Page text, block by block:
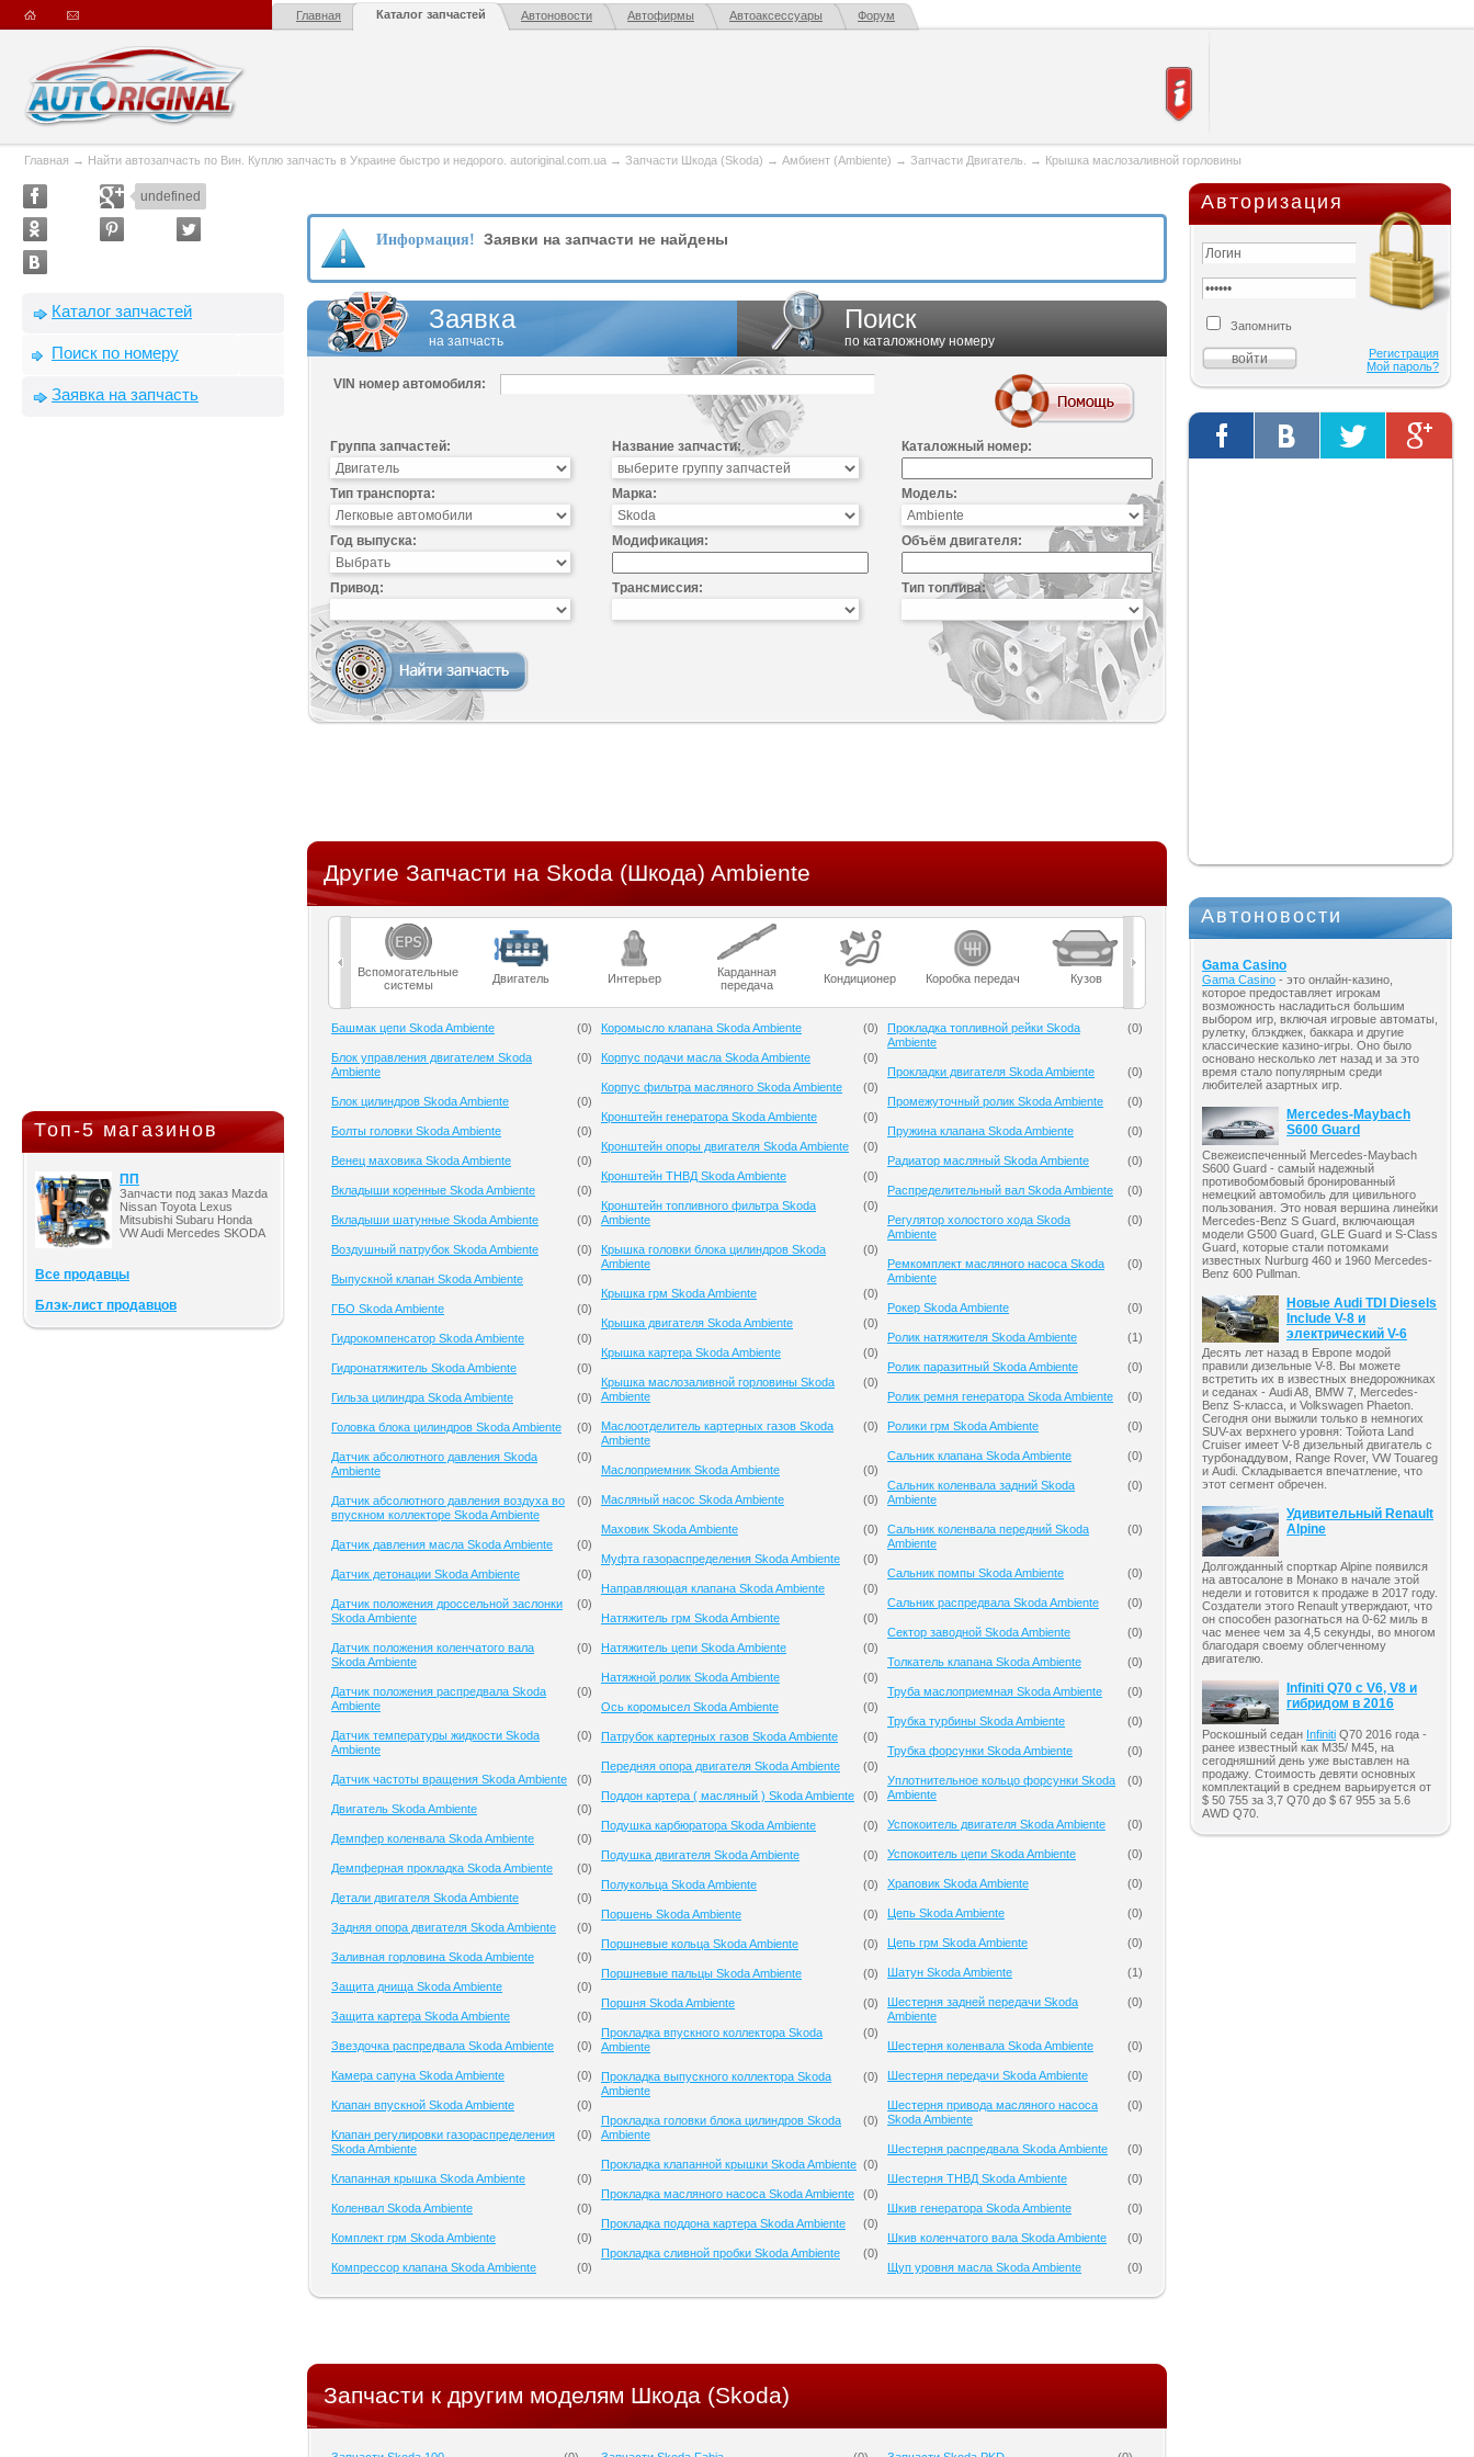
Главная Каталог запчастей Автоновости Автофирмы Автоаксессуары Форум
Главная → Найти автозапчасть по Вин. Куплю запчасть в Украине быстро и недорого. autoriginal.com.ua → Запчасти Шкода (Skoda) → Амбиент (Ambiente) → Запчасти Двигатель. → Крышка маслозаливной горловины
undefined
Каталог запчастей
Поиск по номеру
Заявка на запчасть
Топ-5 магазинов
ПП
Запчасти под заказ Mazda
Nissan Toyota Lexus
Mitsubishi Subaru Honda
VW Audi Mercedes SKODA
Все продавцы
Блэк-лист продавцов
Информация! Заявки на запчасти не найдены
Заявка
на запчасть
Поиск
по каталожному номеру
VIN номер автомобиля:
Группа запчастей: Название запчасти: Каталожный номер:
Тип транспорта: Марка: Модель:
Год выпуска: Модификация: Объём двигателя:
Привод: Трансмиссия: Тип топлива:
Другие Запчасти на Skoda (Шкода) Ambiente
Вспомогательные
системы
Двигатель Интерьер
Карданная
передача
Кондиционер Коробка передач Кузов Масла Мост
Башмак цепи Skoda Ambiente (0)
Блок управления двигателем Skoda
Ambiente
(0)
Блок цилиндров Skoda Ambiente (0)
Болты головки Skoda Ambiente (0)
Венец маховика Skoda Ambiente (0)
Вкладыши коренные Skoda Ambiente (0)
Вкладыши шатунные Skoda Ambiente (0)
Воздушный патрубок Skoda Ambiente (0)
Выпускной клапан Skoda Ambiente (0)
ГБО Skoda Ambiente (0)
Гидрокомпенсатор Skoda Ambiente (0)
Гидронатяжитель Skoda Ambiente (0)
Гильза цилиндра Skoda Ambiente (0)
Головка блока цилиндров Skoda Ambiente (0)
Датчик абсолютного давления Skoda
Ambiente
(0)
Датчик абсолютного давления воздуха во
впускном коллекторе Skoda Ambiente
(0)
Датчик давления масла Skoda Ambiente (0)
Датчик детонации Skoda Ambiente (0)
Датчик положения дроссельной заслонки
Skoda Ambiente
(0)
Датчик положения коленчатого вала
Skoda Ambiente
(0)
Датчик положения распредвала Skoda
Ambiente
(0)
Датчик температуры жидкости Skoda
Ambiente
(0)
Датчик частоты вращения Skoda Ambiente (0)
Двигатель Skoda Ambiente (0)
Демпфер коленвала Skoda Ambiente (0)
Демпферная прокладка Skoda Ambiente (0)
Детали двигателя Skoda Ambiente (0)
Задняя опора двигателя Skoda Ambiente (0)
Заливная горловина Skoda Ambiente (0)
Защита днища Skoda Ambiente (0)
Защита картера Skoda Ambiente (0)
Звездочка распредвала Skoda Ambiente (0)
Камера сапуна Skoda Ambiente (0)
Клапан впускной Skoda Ambiente (0)
Клапан регулировки газораспределения
Skoda Ambiente
(0)
Клапанная крышка Skoda Ambiente (0)
Коленвал Skoda Ambiente (0)
Комплект грм Skoda Ambiente (0)
Компрессор клапана Skoda Ambiente (0)
Коромысло клапана Skoda Ambiente (0)
Корпус подачи масла Skoda Ambiente (0)
Корпус фильтра масляного Skoda Ambiente (0)
Кронштейн генератора Skoda Ambiente (0)
Кронштейн опоры двигателя Skoda Ambiente (0)
Кронштейн ТНВД Skoda Ambiente (0)
Кронштейн топливного фильтра Skoda
Ambiente
(0)
Крышка головки блока цилиндров Skoda
Ambiente
(0)
Крышка грм Skoda Ambiente (0)
Крышка двигателя Skoda Ambiente (0)
Крышка картера Skoda Ambiente (0)
Крышка маслозаливной горловины Skoda
Ambiente
(0)
Маслоотделитель картерных газов Skoda
Ambiente
(0)
Маслоприемник Skoda Ambiente (0)
Масляный насос Skoda Ambiente (0)
Маховик Skoda Ambiente (0)
Муфта газораспределения Skoda Ambiente (0)
Направляющая клапана Skoda Ambiente (0)
Натяжитель грм Skoda Ambiente (0)
Натяжитель цепи Skoda Ambiente (0)
Натяжной ролик Skoda Ambiente (0)
Ось коромысел Skoda Ambiente (0)
Патрубок картерных газов Skoda Ambiente (0)
Передняя опора двигателя Skoda Ambiente (0)
Поддон картера ( масляный ) Skoda Ambiente (0)
Подушка карбюратора Skoda Ambiente (0)
Подушка двигателя Skoda Ambiente (0)
Полукольца Skoda Ambiente (0)
Поршень Skoda Ambiente (0)
Поршневые кольца Skoda Ambiente (0)
Поршневые пальцы Skoda Ambiente (0)
Поршня Skoda Ambiente (0)
Прокладка впускного коллектора Skoda
Ambiente
(0)
Прокладка выпускного коллектора Skoda
Ambiente
(0)
Прокладка головки блока цилиндров Skoda
Ambiente
(0)
Прокладка клапанной крышки Skoda Ambiente (0)
Прокладка масляного насоса Skoda Ambiente (0)
Прокладка поддона картера Skoda Ambiente (0)
Прокладка сливной пробки Skoda Ambiente (0)
Прокладка топливной рейки Skoda
Ambiente
(0)
Прокладки двигателя Skoda Ambiente (0)
Промежуточный ролик Skoda Ambiente (0)
Пружина клапана Skoda Ambiente (0)
Радиатор масляный Skoda Ambiente (0)
Распределительный вал Skoda Ambiente (0)
Регулятор холостого хода Skoda
Ambiente
(0)
Ремкомплект масляного насоса Skoda
Ambiente
(0)
Рокер Skoda Ambiente (0)
Ролик натяжителя Skoda Ambiente (1)
Ролик паразитный Skoda Ambiente (0)
Ролик ремня генератора Skoda Ambiente (0)
Ролики грм Skoda Ambiente (0)
Сальник клапана Skoda Ambiente (0)
Сальник коленвала задний Skoda
Ambiente
(0)
Сальник коленвала передний Skoda
Ambiente
(0)
Сальник помпы Skoda Ambiente (0)
Сальник распредвала Skoda Ambiente (0)
Сектор заводной Skoda Ambiente (0)
Толкатель клапана Skoda Ambiente (0)
Труба маслоприемная Skoda Ambiente (0)
Трубка турбины Skoda Ambiente (0)
Трубка форсунки Skoda Ambiente (0)
Уплотнительное кольцо форсунки Skoda
Ambiente
(0)
Успокоитель двигателя Skoda Ambiente (0)
Успокоитель цепи Skoda Ambiente (0)
Храповик Skoda Ambiente (0)
Цепь Skoda Ambiente (0)
Цепь грм Skoda Ambiente (0)
Шатун Skoda Ambiente (1)
Шестерня задней передачи Skoda
Ambiente
(0)
Шестерня коленвала Skoda Ambiente (0)
Шестерня передачи Skoda Ambiente (0)
Шестерня привода масляного насоса
Skoda Ambiente
(0)
Шестерня распредвала Skoda Ambiente (0)
Шестерня ТНВД Skoda Ambiente (0)
Шкив генератора Skoda Ambiente (0)
Шкив коленчатого вала Skoda Ambiente (0)
Щуп уровня масла Skoda Ambiente (0)
Запчасти к другим моделям Шкода (Skoda)
Авторизация
Запомнить
Регистрация
Мой пароль?
Автоновости
Gama Casino
Gama Casino - это онлайн-казино,
которое предоставляет игрокам
возможность насладиться большим
выбором игр, включая игровые автоматы,
рулетку, блэкджек, баккара и другие
классические казино-игры. Оно было
основано несколько лет назад и за это
время стало популярным среди
любителей азартных игр.
Mercedes-Maybach
S600 Guard
Свежеиспеченный Mercedes-Maybach
S600 Guard - самый надежный
противобомбовый бронированный
немецкий автомобиль для цивильного
пользования. Это новая вершина линейки
Mercedes-Benz S Guard, включающая
модели G500 Guard, GLE Guard и S-Class
Guard, которые стали потомками
известных Nurburg 460 и 1960 Mercedes-
Benz 600 Pullman.
Новые Audi TDI Diesels
Include V-8 и
электрический V-6
Десять лет назад в Европе модой
правили дизельные V-8. Вы можете
встретить их в известных внедорожниках
и седанах - Audi A8, BMW 7, Mercedes-
Benz S-класса, и Volkswagen Phaeton.
Сегодня они выжили только в немногих
SUV-ах верхнего уровня: Тойота Land
Cruiser имеет V-8 дизельный двигатель с
турбонаддувом, Range Rover, VW Touareg
и Audi. Складывается впечатление, что
этот сегмент обречен.
Удивительный Renault
Alpine
Долгожданный спорткар Alpine появился
на автосалоне в Монако в начале этой
недели и готовится к продаже в 2017 году.
Создатели этого Renault утверждают, что
он способен разогнаться на 0-62 миль в
час менее чем за 4,5 секунды, во многом
благодаря своему облегченному
двигателю.
Infiniti Q70 с V6, V8 и
гибридом в 2016
Роскошный седан Infiniti Q70 2016 года -
ранее известный как M35/ M45, на
сегодняшний день уже выставлен на
продажу. Стоимость девяти основных
комплектаций в среднем варьируется от
$ 50 755 за 3,7 Q70 до $ 67 955 за 5.6
AWD Q70.